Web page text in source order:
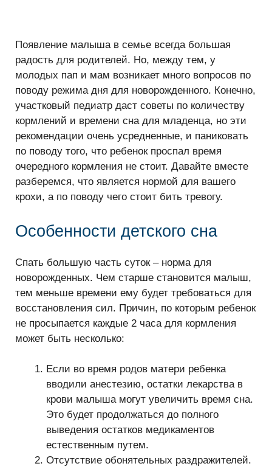
Появление малыша в семье всегда большая
радость для родителей. Но, между тем, у
молодых пап и мам возникает много вопросов по
поводу режима дня для новорожденного. Конечно,
участковый педиатр даст советы по количеству
кормлений и времени сна для младенца, но эти
рекомендации очень усредненные, и паниковать
по поводу того, что ребенок проспал время
очередного кормления не стоит. Давайте вместе
разберемся, что является нормой для вашего
крохи, а по поводу чего стоит бить тревогу.
Особенности детского сна
Спать большую часть суток – норма для
новорожденных. Чем старше становится малыш,
тем меньше времени ему будет требоваться для
восстановления сил. Причин, по которым ребенок
не просыпается каждые 2 часа для кормления
может быть несколько:
Если во время родов матери ребенка
вводили анестезию, остатки лекарства в
крови малыша могут увеличить время сна.
Это будет продолжаться до полного
выведения остатков медикаментов
естественным путем.
Отсутствие обонятельных раздражителей.